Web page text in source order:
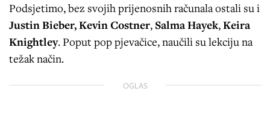
Podsjetimo, bez svojih prijenosnih računala ostali su i
Justin Bieber,Kevin Costner, Salma Hayek,Keira
Knightley. Poput pop pjevačice, naučili su lekciju na
težak način.
OGLAS